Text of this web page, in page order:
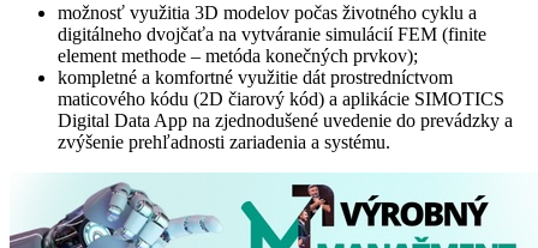
možnosť využitia 3D modelov počas životného cyklu a
digitálneho dvojčaťa na vytváranie simulácií FEM (finite
element methode – metóda konečných prvkov);
kompletné a komfortné využitie dát prostredníctvom
maticového kódu (2D čiarový kód) a aplikácie SIMOTICS
Digital Data App na zjednodušené uvedenie do prevádzky a
zvýšenie prehľadnosti zariadenia a systému.